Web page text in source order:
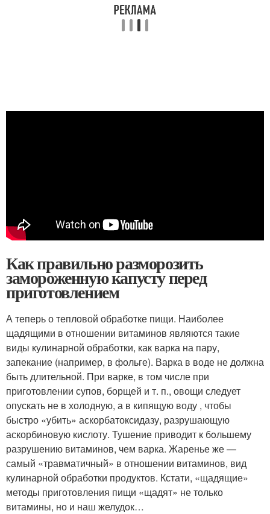
Как правильно разморозить
замороженную капусту перед
приготовлением
А теперь о тепловой обработке пищи. Наиболее
щадящими в отношении витаминов являются такие
виды кулинарной обработки, как варка на пару,
запекание (например, в фольге). Варка в воде не должна
быть длительной. При варке, в том числе при
приготовлении супов, борщей и т. п., овощи следует
опускать не в холодную, а в кипящую воду , чтобы
быстро «убить» аскорбатоксидазу, разрушающую
аскорбиновую кислоту. Тушение приводит к бoльшему
разрушению витаминов, чем варка. Жаренье же —
самый «травматичный» в отношении витаминов, вид
кулинарной обработки продуктов. Кстати, «щадящие»
методы приготовления пищи «щадят» не только
витамины, но и наш желудок…